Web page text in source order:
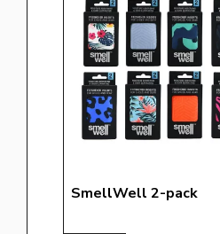
SmellWell 2-pack